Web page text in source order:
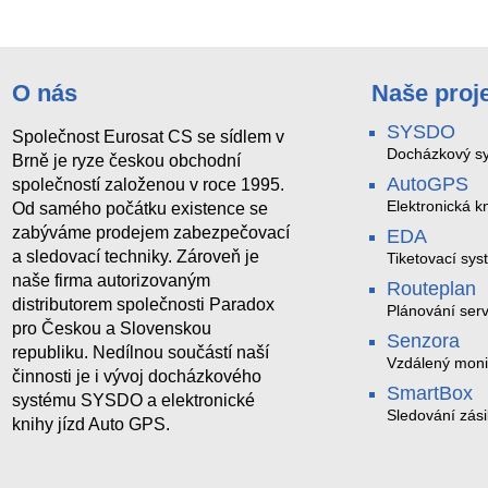
O nás
Společnost Eurosat CS se sídlem v
Brně je ryze českou obchodní
společností založenou v roce 1995.
Od samého počátku existence se
zabýváme prodejem zabezpečovací
a sledovací techniky. Zároveň je
naše firma autorizovaným
distributorem společnosti Paradox
pro Českou a Slovenskou
republiku. Nedílnou součástí naší
činnosti je i vývoj docházkového
systému SYSDO a elektronické
knihy jízd Auto GPS.
Naše
SYSDO
Docházkový
AutoGPS
Elektronická
EDA
Tiketovací
Routeplan
Plánování
Senzora
Vzdálený
SmartBox
Sledování